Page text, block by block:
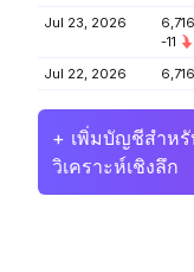
Jul 23, 2026
-11
Jul 22, 2026
+ เพิ่มบัญชีสำหรั
วิเคราะห์เชิงลึก